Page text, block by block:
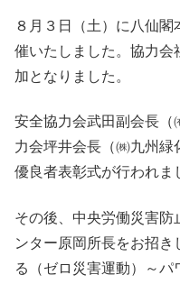
８月３日（土）に八仙
催いたしました。協力会
加となりました。
安全協力会武田副会長（
力会坪井会長（㈱九州緑
優良者表彰式が行われま
その後、中央労働災害
ンター原岡所長をお招き
る（ゼロ災害運動）～